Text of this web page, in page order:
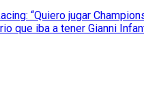
“Quiero jugar
que iba a tener Gianni